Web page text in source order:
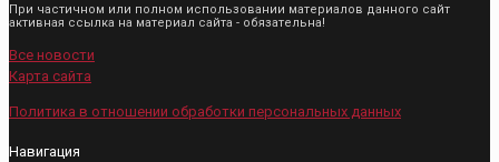
При частичном или полном использовании материалов данного сайт
активная ссылка на материал сайта - обязательна!
Все новости
Карта сайта
Политика в отношении обработки персональных данных
Навигация